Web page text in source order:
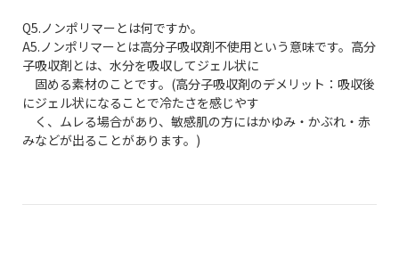
Q5.ノンポリマーとは何ですか。
A5.ノンポリマーとは高分子吸収剤不使用という意味です。高分
子吸収剤とは、水分を吸収してジェル状に
固める素材のことです。(高分子吸収剤のデメリット：吸収後
にジェル状になることで冷たさを感じやす
く、ムレる場合があり、敏感肌の方にはかゆみ・かぶれ・赤
みなどが出ることがあります。)